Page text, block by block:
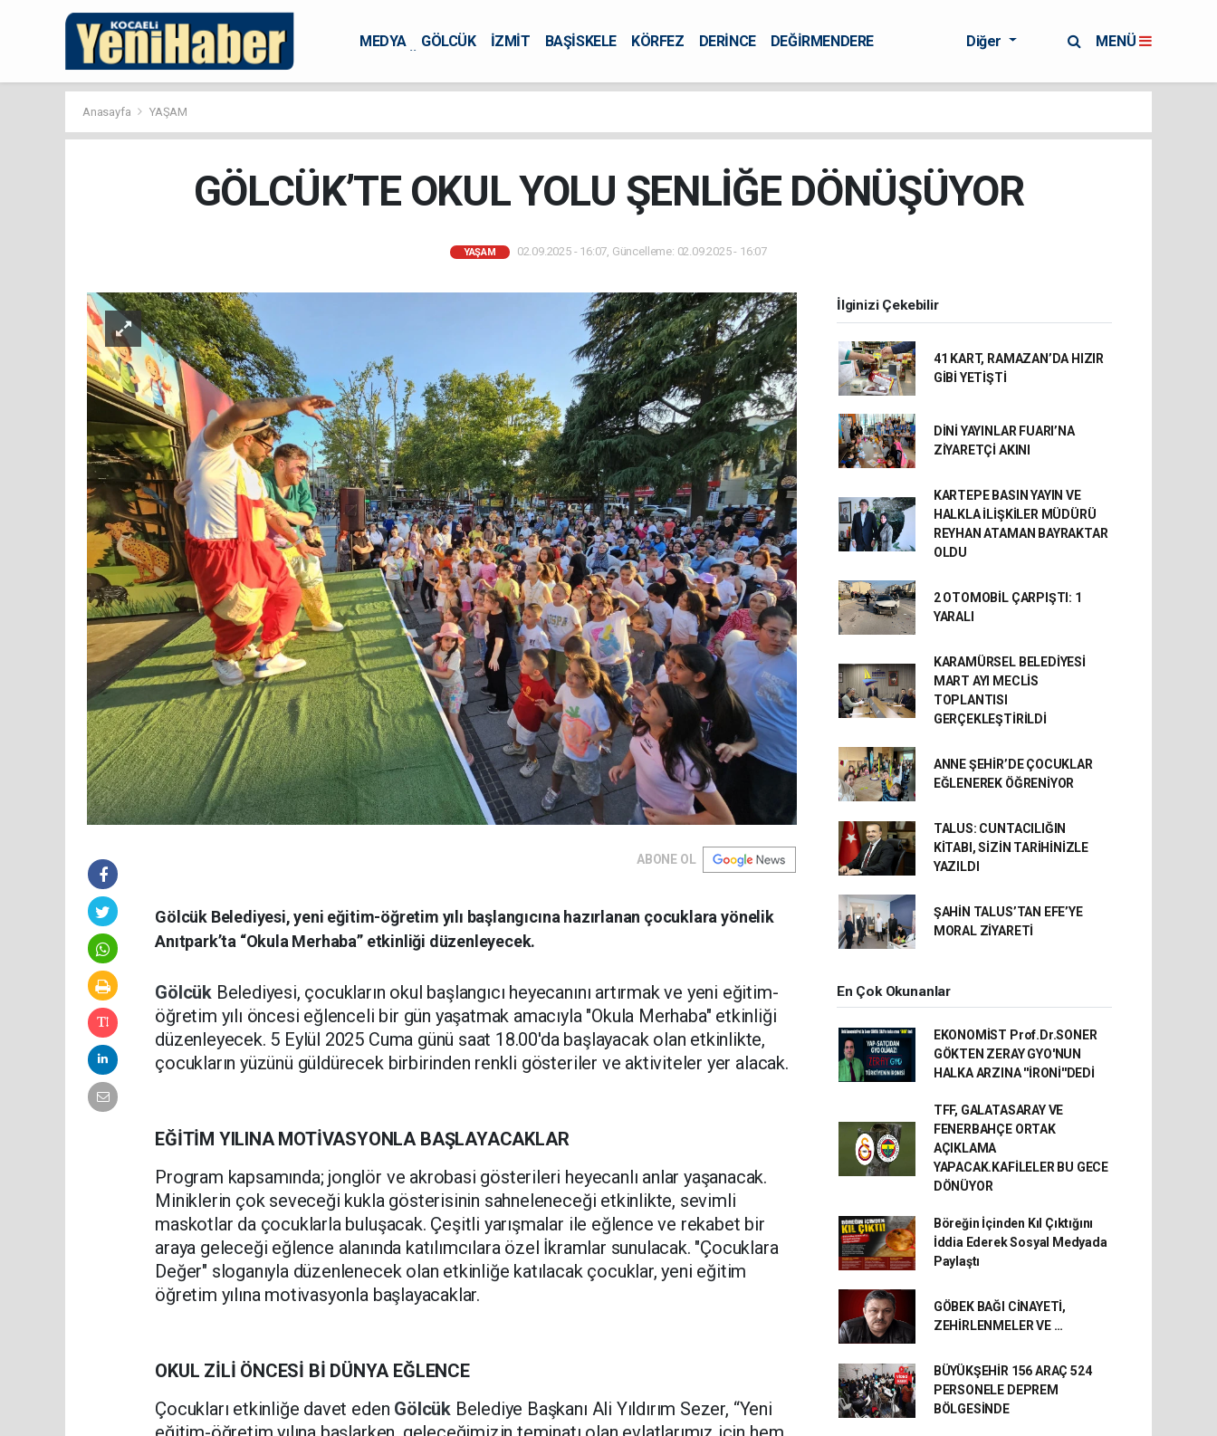
MEDYA GÖLCÜK İZMİT BAŞİSKELE KÖRFEZ DERİNCE
DEĞİRMENDERE
Diğer MENÜ
Anasayfa YAŞAM
GÖLCÜK’TE OKUL YOLU ŞENLİĞE DÖNÜŞÜYOR
YAŞAM 02.09.2025 - 16:07, Güncelleme: 02.09.2025 - 16:07
ABONE OL
Gölcük Belediyesi, yeni eğitim-öğretim yılı başlangıcına hazırlanan çocuklara yönelik
Anıtpark’ta “Okula Merhaba” etkinliği düzenleyecek.
Gölcük Belediyesi, çocukların okul başlangıcı heyecanını artırmak ve yeni eğitim-
öğretim yılı öncesi eğlenceli bir gün yaşatmak amacıyla "Okula Merhaba" etkinliği
düzenleyecek. 5 Eylül 2025 Cuma günü saat 18.00'da başlayacak olan etkinlikte,
çocukların yüzünü güldürecek birbirinden renkli gösteriler ve aktiviteler yer alacak.
EĞİTİM YILINA MOTİVASYONLA BAŞLAYACAKLAR
Program kapsamında; jonglör ve akrobasi gösterileri heyecanlı anlar yaşanacak.
Miniklerin çok seveceği kukla gösterisinin sahneleneceği etkinlikte, sevimli
maskotlar da çocuklarla buluşacak. Çeşitli yarışmalar ile eğlence ve rekabet bir
araya geleceği eğlence alanında katılımcılara özel İkramlar sunulacak. "Çocuklara
Değer" sloganıyla düzenlenecek olan etkinliğe katılacak çocuklar, yeni eğitim
öğretim yılına motivasyonla başlayacaklar.
OKUL ZİLİ ÖNCESİ Bİ DÜNYA EĞLENCE
Çocukları etkinliğe davet eden Gölcük Belediye Başkanı Ali Yıldırım Sezer, “Yeni
İlginizi Çekebilir
41 KART, RAMAZAN’DA HIZIR
GİBİ YETİŞTİ
DİNİ YAYINLAR FUARI’NA
ZİYARETÇİ AKINI
KARTEPE BASIN YAYIN VE
HALKLA İLİŞKİLER MÜDÜRÜ
REYHAN ATAMAN BAYRAKTAR
OLDU
2 OTOMOBİL ÇARPIŞTI: 1
YARALI
KARAMÜRSEL BELEDİYESİ
MART AYI MECLİS
TOPLANTISI
GERÇEKLEŞTİRİLDİ
ANNE ŞEHİR’DE ÇOCUKLAR
EĞLENEREK ÖĞRENİYOR
TALUS: CUNTACILIĞIN
KİTABI, SİZİN TARİHİNİZLE
YAZILDI
ŞAHİN TALUS’TAN EFE’YE
MORAL ZİYARETİ
En Çok Okunanlar
EKONOMİST Prof.Dr.SONER
GÖKTEN ZERAY GYO'NUN
HALKA ARZINA ''İRONİ''DEDİ
TFF, GALATASARAY VE
FENERBAHÇE ORTAK
AÇIKLAMA
YAPACAK.KAFİLELER BU GECE
DÖNÜYOR
Böreğin İçinden Kıl Çıktığını
İddia Ederek Sosyal Medyada
Paylaştı
GÖBEK BAĞI CİNAYETİ,
ZEHİRLENMELER VE …
BÜYÜKŞEHİR 156 ARAÇ 524
PERSONELE DEPREM
BÖLGESİNDE